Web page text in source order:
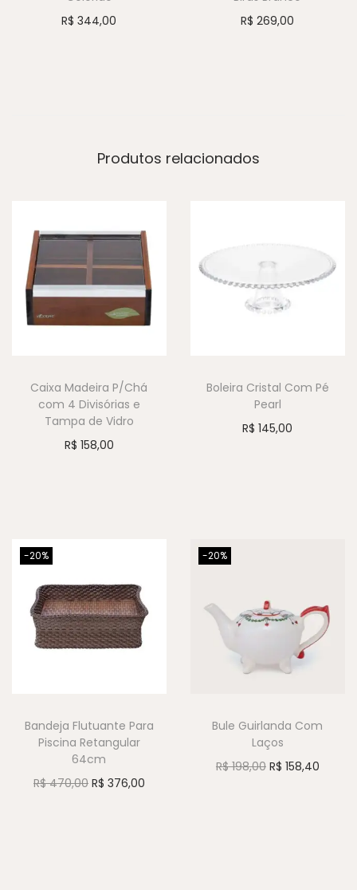
R$ 344,00
R$ 269,00
Produtos relacionados
Caixa Madeira P/Chá
com 4 Divisórias e
Tampa de Vidro
R$ 158,00
Boleira Cristal Com Pé
Pearl
R$ 145,00
-20%
Bandeja Flutuante Para
Piscina Retangular
64cm
R$470,00 R$ 376,00
-20%
Bule Guirlanda Com
Laços
R$198,00 R$ 158,40